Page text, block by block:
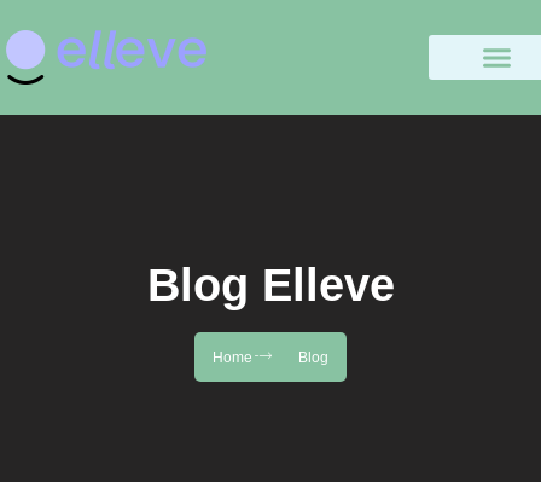
Blog Elleve
Home Blog